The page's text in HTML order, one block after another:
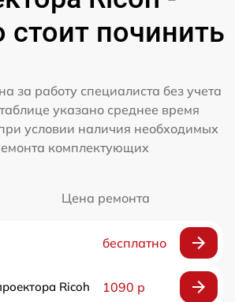
стоит починить
за работу специалиста без учета
указано среднее время
условии наличия необходимых
комплектующих
Цена ремонта
бесплатно
Ricoh 1090 р